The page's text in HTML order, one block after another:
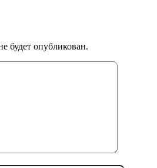
будет опубликован.